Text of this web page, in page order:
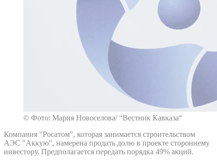
© Фото: Мария Новоселова/ “Вестник Кавказа“
Компания "Росатом", которая занимается строительством
АЭС "Аккую", намерена продать долю в проекте стороннему
инвестору. Предполагается передать порядка 49% акций.